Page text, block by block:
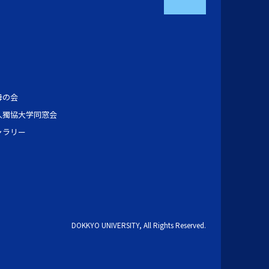
の会
協大学同窓会
リー
DOKKYO UNIVERSITY, All Rights Reserved.